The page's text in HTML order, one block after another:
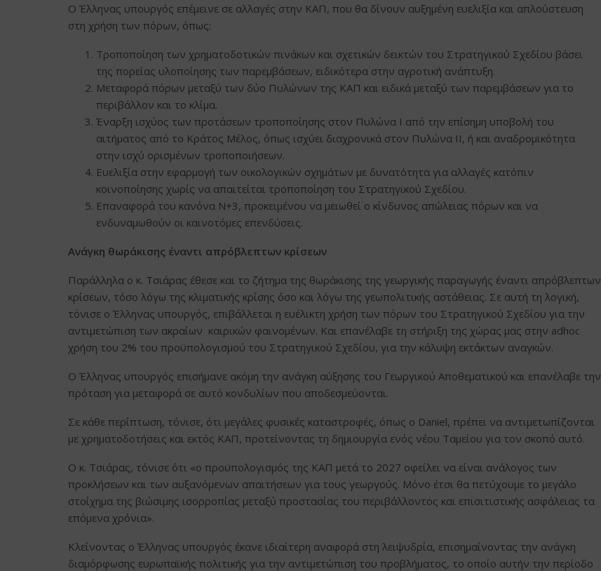
Ο Έλληνας υπουργός επέμεινε σε αλλαγές στην ΚΑΠ, που θα δίνουν αυξημένη ευελιξία και απλούστευση
στη χρήση των πόρων, όπως:
Τροποποίηση των χρηματοδοτικών πινάκων και σχετικών δεικτών του Στρατηγικού Σχεδίου βάσει
της πορείας υλοποίησης των παρεμβάσεων, ειδικότερα στην αγροτική ανάπτυξη.
Μεταφορά πόρων μεταξύ των δύο Πυλώνων της ΚΑΠ και ειδικά μεταξύ των παρεμβάσεων για το
περιβάλλον και το κλίμα.
Έναρξη ισχύος των προτάσεων τροποποίησης στον Πυλώνα Ι από την επίσημη υποβολή του
αιτήματος από το Κράτος Μέλος, όπως ισχύει διαχρονικά στον Πυλώνα ΙΙ, ή και αναδρομικότητα
στην ισχύ ορισμένων τροποποιήσεων.
Ευελιξία στην εφαρμογή των οικολογικών σχημάτων με δυνατότητα για αλλαγές κατόπιν
κοινοποίησης χωρίς να απαιτείται τροποποίηση του Στρατηγικού Σχεδίου.
Επαναφορά του κανόνα Ν+3, προκειμένου να μειωθεί ο κίνδυνος απώλειας πόρων και να
ενδυναμωθούν οι καινοτόμες επενδύσεις.
Ανάγκη θωράκισης έναντι απρόβλεπτων κρίσεων
Παράλληλα ο κ. Τσιάρας έθεσε και το ζήτημα της θωράκισης της γεωργικής παραγωγής έναντι απρόβλεπτων
κρίσεων, τόσο λόγω της κλιματικής κρίσης όσο και λόγω της γεωπολιτικής αστάθειας. Σε αυτή τη λογική,
τόνισε ο Έλληνας υπουργός, επιβάλλεται η ευέλικτη χρήση των πόρων του Στρατηγικού Σχεδίου για την
αντιμετώπιση των ακραίων καιρικών φαινομένων. Και επανέλαβε τη στήριξη της χώρας μας στην adhoc
χρήση του 2% του προϋπολογισμού του Στρατηγικού Σχεδίου, για την κάλυψη εκτάκτων αναγκών.
Ο Έλληνας υπουργός επισήμανε ακόμη την ανάγκη αύξησης του Γεωργικού Αποθεματικού και επανέλαβε την
πρόταση για μεταφορά σε αυτό κονδυλίων που αποδεσμεύονται.
Σε κάθε περίπτωση, τόνισε, ότι μεγάλες φυσικές καταστροφές, όπως ο Daniel, πρέπει να αντιμετωπίζονται
με χρηματοδοτήσεις και εκτός ΚΑΠ, προτείνοντας τη δημιουργία ενός νέου Ταμείου για τον σκοπό αυτό.
Ο κ. Τσιάρας, τόνισε ότι «ο προϋπολογισμός της ΚΑΠ μετά το 2027 οφείλει να είναι ανάλογος των
προκλήσεων και των αυξανόμενων απαιτήσεων για τους γεωργούς. Μόνο έτσι θα πετύχουμε το μεγάλο
στοίχημα της βιώσιμης ισορροπίας μεταξύ προστασίας του περιβάλλοντος και επισιτιστικής ασφάλειας τα
επόμενα χρόνια».
Κλείνοντας ο Έλληνας υπουργός έκανε ιδιαίτερη αναφορά στη λειψυδρία, επισημαίνοντας την ανάγκη
διαμόρφωσης ευρωπαϊκής πολιτικής για την αντιμετώπιση του προβλήματος, το οποίο αυτήν την περίοδο